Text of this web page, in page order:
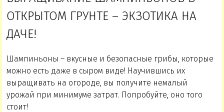
ОТКРЫТОМ ГРУНТЕ – ЭКЗОТИКА НА
ДАЧЕ!
Шампиньоны – вкусные и безопасные грибы, которые
можно есть даже в сыром виде! Научившись их
выращивать на огороде, вы получите немалый
урожай при минимуме затрат. Попробуйте, оно того
стоит!